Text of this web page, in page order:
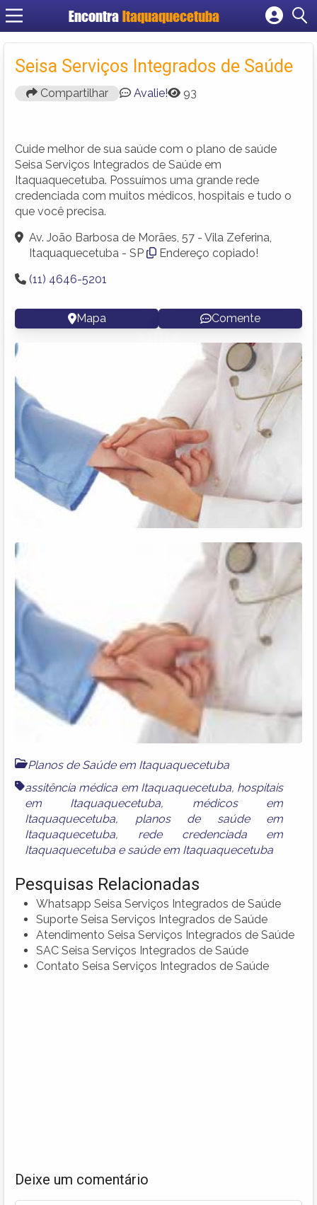
Encontra Itaquaquecetuba
Cadastrar empresa
Criar conta
Seisa Serviços Integrados de Saúde
Compartilhar Avalie! 93
Cuide melhor de sua saúde com o plano de saúde
Seisa Serviços Integrados de Saúde em
Itaquaquecetuba. Possuímos uma grande rede
credenciada com muitos médicos, hospitais e tudo o
que você precisa.
Av. João Barbosa de Morães, 57 - Vila Zeferina,
Itaquaquecetuba - SP
Endereço copiado!
(11) 4646-5201
Mapa Comente
Planos de Saúde em Itaquaquecetuba
assitência médica em Itaquaquecetuba, hospitais
em Itaquaquecetuba, médicos em
Itaquaquecetuba, planos de saúde em
Itaquaquecetuba, rede credenciada em
Itaquaquecetuba e saúde em Itaquaquecetuba
Pesquisas Relacionadas
Whatsapp Seisa Serviços Integrados de Saúde
Suporte Seisa Serviços Integrados de Saúde
Atendimento Seisa Serviços Integrados de Saúde
SAC Seisa Serviços Integrados de Saúde
Contato Seisa Serviços Integrados de Saúde
Deixe um comentário